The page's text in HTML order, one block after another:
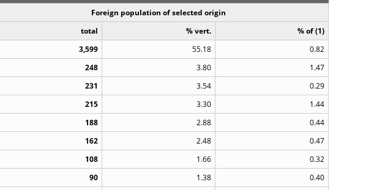
Foreign population of selected origin
total % vert.
% of (1)
3,599 55.18
0.82
248 3.80
1.47
231 3.54
0.29
215 3.30
1.44
188 2.88
0.44
162 2.48
0.47
108 1.66
0.32
90 1.38
0.40